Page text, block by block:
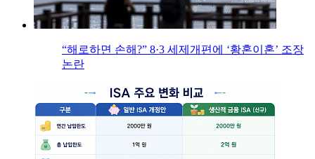
“해로하면 손해?” 8·3 세제개편에 ‘황혼이혼’ 조장
논란